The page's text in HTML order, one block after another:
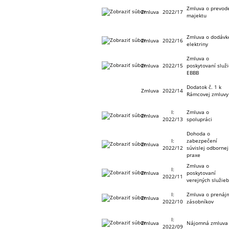
Zmluva 2022/17 Zmluva o
majektu
Zmluva 2022/16 Zmluva o
elektriny
Zmluva 2022/15
Zmluva o
poskytovaní
EBBB
Zmluva 2022/14 Dodatok č. 1 k
Rámcovej zmluvy
Zmluva
I:
2022/13
Zmluva o
spolupráci
Zmluva
I:
2022/12
Dohoda o
zabezpečení
súvislej odbornej
praxe
Zmluva
I:
2022/11
Zmluva o
poskytovaní
verejných služieb
Zmluva
I:
2022/10
Zmluva o
zásobníkov
Zmluva
I:
2022/09 Nájomná zmluva